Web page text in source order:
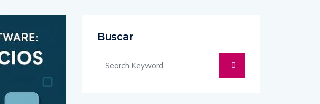
Buscar